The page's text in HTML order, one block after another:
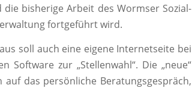
bisherige Arbeit des Wormser Sozial-
fortgeführt wird.
soll auch eine eigene Internetseite bei
zur „Stellenwahl“. Die „neue“
das persönliche Beratungsgespräch,